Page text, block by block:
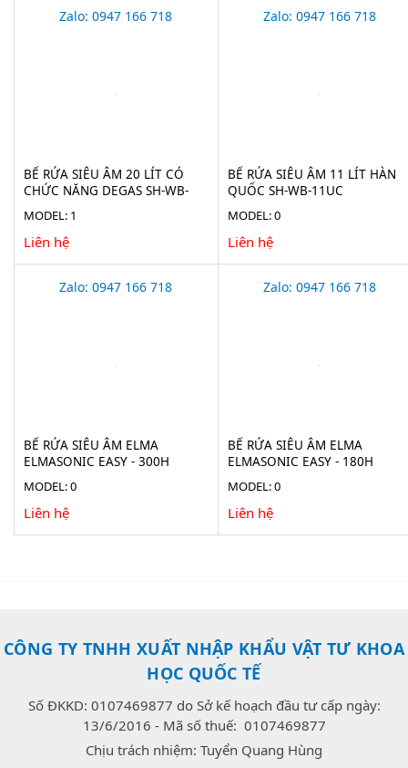
Zalo: 0947 166 718
BỂ RỬA SIÊU ÂM 20 LÍT CÓ
CHỨC NĂNG DEGAS SH-WB-
MODEL: 1
Liên hệ
Zalo: 0947 166 718
BỂ RỬA SIÊU ÂM 11 LÍT HÀN
QUỐC SH-WB-11UC
MODEL: 0
Liên hệ
Zalo: 0947 166 718
BỂ RỬA SIÊU ÂM ELMA
ELMASONIC EASY - 300H
MODEL: 0
Liên hệ
Zalo: 0947 166 718
BỂ RỬA SIÊU ÂM ELMA
ELMASONIC EASY - 180H
MODEL: 0
Liên hệ
CÔNG TY TNHH XUẤT NHẬP KHẨU VẬT TƯ KHOA
HỌC QUỐC TẾ
Số ĐKKD: 0107469877 do Sở kế hoạch đầu tư cấp ngày:
13/6/2016 - Mã số thuế: 0107469877
Chịu trách nhiệm: Tuyển Quang Hùng